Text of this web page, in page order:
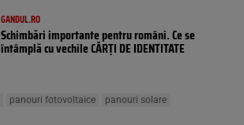
GANDUL.RO
Schimbări importante pentru români. Ce se
întâmplă cu vechile CĂRȚI DE IDENTITATE
panouri fotovoltaice panouri solare